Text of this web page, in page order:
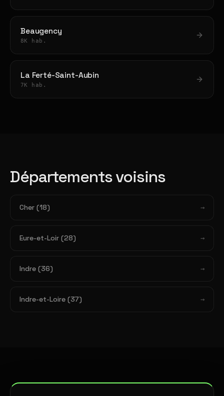
Beaugency
8K hab.
La Ferté-Saint-Aubin
7K hab.
Départements voisins
Cher (18)
Eure-et-Loir (28)
Indre (36)
Indre-et-Loire (37)